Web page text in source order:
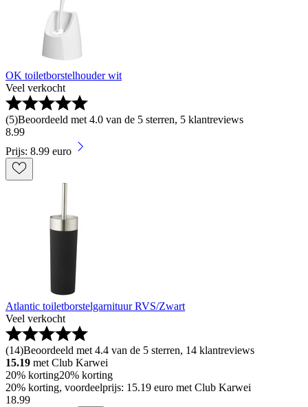
OK toiletborstelhouder wit
Veel verkocht
(5)Beoordeeld met 4.0 van de 5 sterren, 5 klantreviews
8.99
Prijs: 8.99 euro
Atlantic toiletborstelgarnituur RVS/Zwart
Veel verkocht
(14)Beoordeeld met 4.4 van de 5 sterren, 14 klantreviews
15.19 met Club Karwei
20% korting20% korting
20% korting, voordeelprijs: 15.19 euro met Club Karwei
18.99